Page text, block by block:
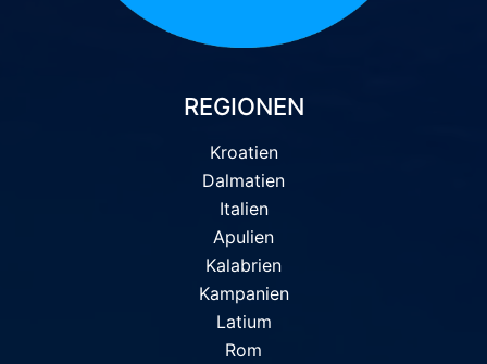
REGIONEN
Kroatien
Dalmatien
Italien
Apulien
Kalabrien
Kampanien
Latium
Rom